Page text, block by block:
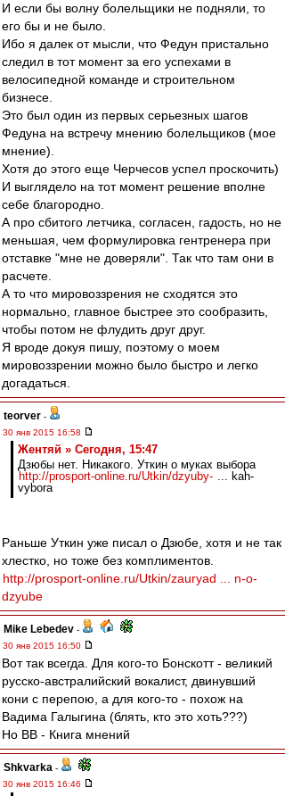
И если бы волну болельщики не подняли, то
его бы и не было.
Ибо я далек от мысли, что Федун пристально
следил в тот момент за его успехами в
велосипедной команде и строительном
бизнесе.
Это был один из первых серьезных шагов
Федуна на встречу мнению болельщиков (мое
мнение).
Хотя до этого еще Черчесов успел проскочить)
И выглядело на тот момент решение вполне
себе благородно.
А про сбитого летчика, согласен, гадость, но не
меньшая, чем формулировка гентренера при
отставке "мне не доверяли". Так что там они в
расчете.
А то что мировоззрения не сходятся это
нормально, главное быстрее это сообразить,
чтобы потом не флудить друг друг.
Я вроде докуя пишу, поэтому о моем
мировоззрении можно было быстро и легко
догадаться.
teorver -
30 янв 2015 16:58
Жентяй » Сегодня, 15:47
Дзюбы нет. Никакого. Уткин о муках выбора
http://prosport-online.ru/Utkin/dzyuby- ... kah-
vybora
Раньше Уткин уже писал о Дзюбе, хотя и не так
хлестко, но тоже без комплиментов.
http://prosport-online.ru/Utkin/zauryad ... n-o-
dzyube
Mike Lebedev -
30 янв 2015 16:50
Вот так всегда. Для кого-то Бонскотт - великий
русско-австралийский вокалист, двинувший
кони с перепою, а для кого-то - похож на
Вадима Галыгина (блять, кто это хоть???)
Но ВВ - Книга мнений
Shkvarka -
30 янв 2015 16:46